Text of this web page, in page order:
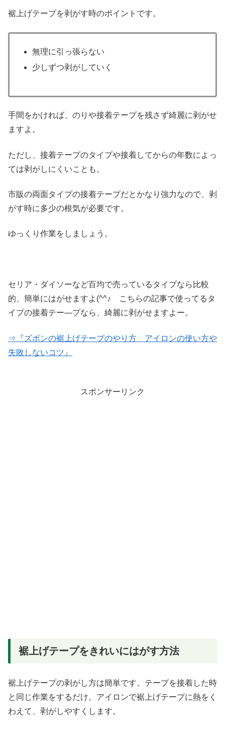
裾上げテープを剥がす時のポイントです。
無理に引っ張らない
少しずつ剥がしていく
手間をかければ、のりや接着テープを残さず綺麗に剥がせ
ますよ。
ただし、接着テープのタイプや接着してからの年数によっ
ては剥がしにくいことも。
市販の両面タイプの接着テープだとかなり強力なので、剥
がす時に多少の根気が必要です。
ゆっくり作業をしましょう。
セリア・ダイソーなど百均で売っているタイプなら比較
的、簡単にはがせますよ(^^♪ こちらの記事で使ってるタ
イプの接着テー―プなら、綺麗に剥がせますよー。
⇒『ズボンの裾上げテープのやり方 アイロンの使い方や
失敗しないコツ』
スポンサーリンク
裾上げテープをきれいにはがす方法
裾上げテープの剥がし方は簡単です。テープを接着した時
と同じ作業をするだけ。アイロンで裾上げテープに熱をく
わえて、剥がしやすくします。